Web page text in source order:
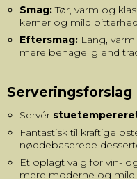
Smag:Tør, varm og
kerner og mild
Eftersmag:Lang,
mere behagelig end
Serveringsforslag
Servér
Fantastisk til kraftige
nøddebaserede
Et oplagt valg for vin-
mere moderne og mild